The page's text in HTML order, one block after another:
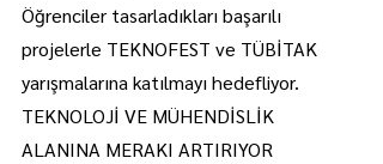
Öğrenciler tasarladıkları başarılı
projelerle TEKNOFEST ve TÜBİTAK
yarışmalarına katılmayı hedefliyor.
TEKNOLOJİ VE MÜHENDİSLİK
ALANINA MERAKI ARTIRIYOR